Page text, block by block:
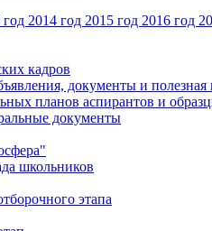
год 2014 год 2015 год 2016 год
кадров
документы и
планов аспирантов и
документы
школьников
этапа